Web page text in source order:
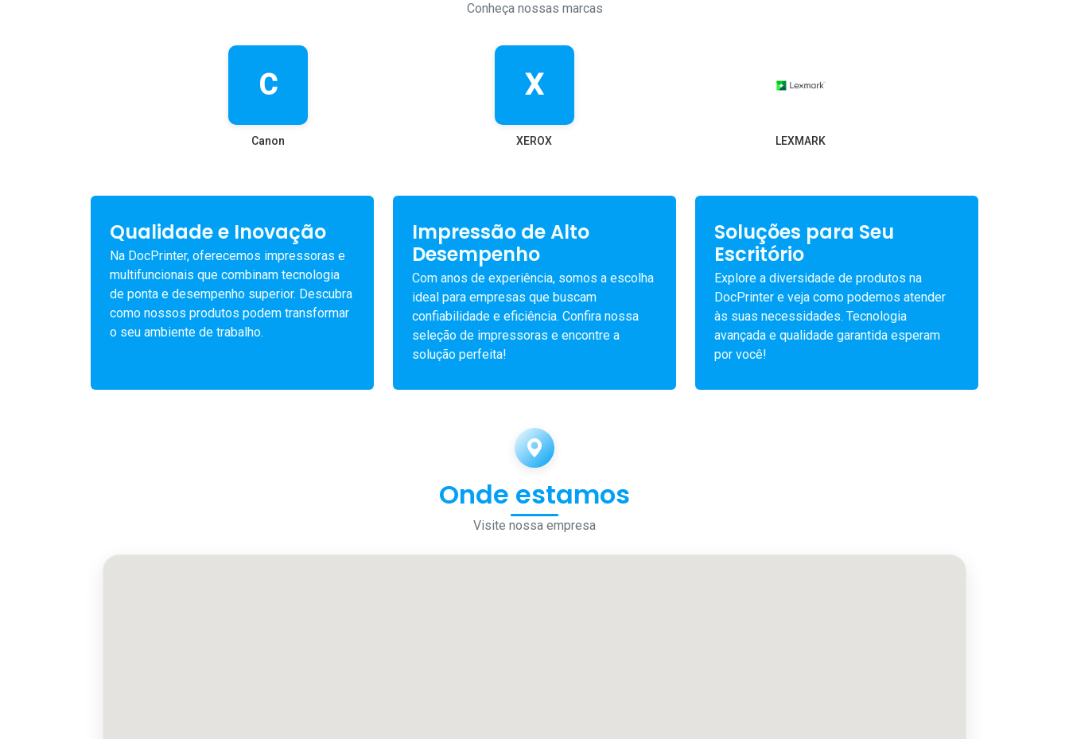
Conheça nossas marcas
C
Canon
X
XEROX LEXMARK
Qualidade e Inovação
Na DocPrinter, oferecemos impressoras e
multifuncionais que combinam tecnologia
de ponta e desempenho superior. Descubra
como nossos produtos podem transformar
o seu ambiente de trabalho.
Impressão de Alto
Desempenho
Com anos de experiência, somos a escolha
ideal para empresas que buscam
confiabilidade e eficiência. Confira nossa
seleção de impressoras e encontre a
solução perfeita!
Soluções para Seu
Escritório
Explore a diversidade de produtos na
DocPrinter e veja como podemos atender
às suas necessidades. Tecnologia
avançada e qualidade garantida esperam
por você!
Onde estamos
Visite nossa empresa